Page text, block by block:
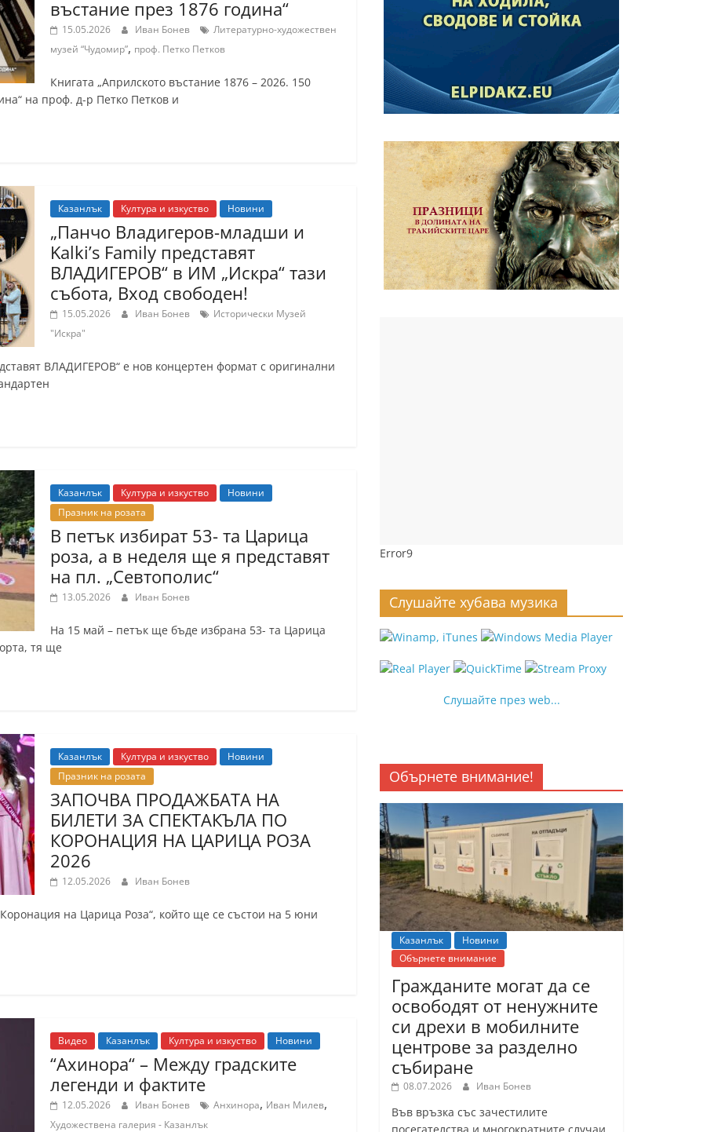
въстание през 1876 година“
15.05.2026 Иван Бонев
Литературно-художествен
музей “Чудомир”, проф. Петко Петков
Книгата „Априлското въстание 1876 – 2026. 150
на проф. д-р Петко Петков и
Казанлък Култура и изкуство Новини
„Панчо Владигеров-младши и
Kalki’s Family представят
ВЛАДИГЕРОВ“ в ИМ „Искра“ тази
събота, Вход свободен!
15.05.2026 Иван Бонев
Исторически Музей
"Искра"
ВЛАДИГЕРОВ“ е нов концертен формат с оригинални
Казанлък Култура и изкуство
Новини
Празник на розата
В петък избират 53- та Царица
роза, а в неделя ще я представят
на пл. „Севтополис“
13.05.2026 Иван Бонев
На 15 май – петък ще бъде избрана 53- та Царица
тя ще
Казанлък Култура и изкуство
Новини
Празник на розата
ЗАПОЧВА ПРОДАЖБАТА НА
БИЛЕТИ ЗА СПЕКТАКЪЛА ПО
КОРОНАЦИЯ НА ЦАРИЦА РОЗА
2026
12.05.2026 Иван Бонев
на Царица Роза“, който ще се състои на 5 юни
Видео Казанлък Култура и изкуство Новини
“Ахинора“ – Между градските
легенди и фактите
12.05.2026 Иван Бонев Анхинора, Иван Милев,
Художествена галерия - Казанлък
Error9
Слушайте хубава музика
Слушайте през web...
Обърнете внимание!
Казанлък
Новини
Обърнете внимание
Гражданите могат да се
освободят от ненужните
си дрехи в мобилните
центрове за разделно
събиране
08.07.2026 Иван Бонев
Във връзка със зачестилите